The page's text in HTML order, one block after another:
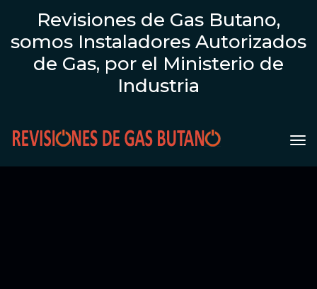
Revisiones de Gas Butano,
somos Instaladores Autorizados
de Gas, por el Ministerio de
Industria